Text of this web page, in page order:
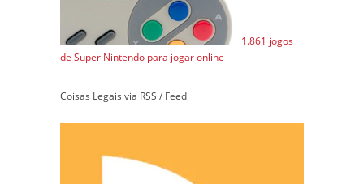
1.861 jogos
de Super Nintendo para jogar online
Coisas Legais via RSS / Feed